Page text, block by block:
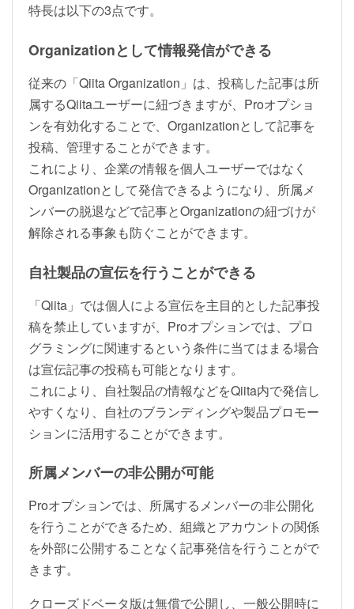
特長は以下の3点です。
Organizationとして情報発信ができる
従来の「Qiita Organization」は、投稿した記事は所
属するQiitaユーザーに紐づきますが、Proオプショ
ンを有効化することで、Organizationとして記事を
投稿、管理することができます。
これにより、企業の情報を個人ユーザーではなく
Organizationとして発信できるようになり、所属メ
ンバーの脱退などで記事とOrganizationの紐づけが
解除される事象も防ぐことができます。
自社製品の宣伝を行うことができる
「Qiita」では個人による宣伝を主目的とした記事投
稿を禁止していますが、Proオプションでは、プロ
グラミングに関連するという条件に当てはまる場合
は宣伝記事の投稿も可能となります。
これにより、自社製品の情報などをQiita内で発信し
やすくなり、自社のブランディングや製品プロモー
ションに活用することができます。
所属メンバーの非公開が可能
Proオプションでは、所属するメンバーの非公開化
を行うことができるため、組織とアカウントの関係
を外部に公開することなく記事発信を行うことがで
きます。
クローズドベータ版は無償で公開し、一般公開時に